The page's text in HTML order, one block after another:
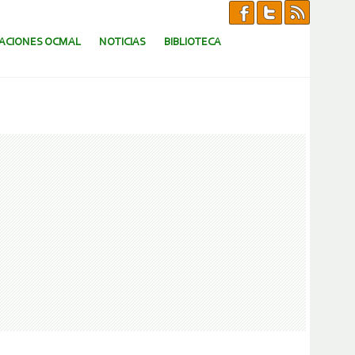
OCMAL NOTICIAS BIBLIOTECA